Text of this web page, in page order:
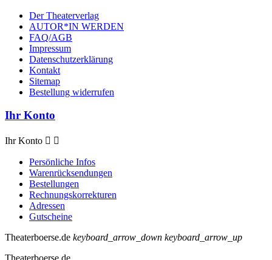
Der Theaterverlag
AUTOR*IN WERDEN
FAQ/AGB
Impressum
Datenschutzerklärung
Kontakt
Sitemap
Bestellung widerrufen
Ihr Konto
Ihr Konto  
Persönliche Infos
Warenrücksendungen
Bestellungen
Rechnungskorrekturen
Adressen
Gutscheine
Theaterboerse.de keyboard_arrow_down keyboard_arrow_up
Theaterboerse.de